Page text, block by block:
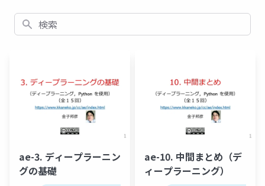
検索
ae-3. ディープラーニン
グの基礎
ae-10. 中間まとめ（デ
ィープラーニング）